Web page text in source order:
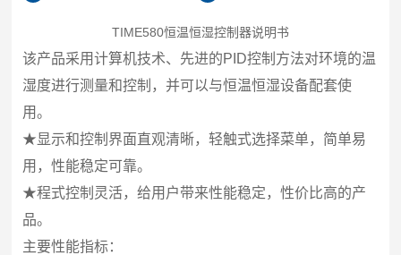
TIME580恒温恒湿控制器说明书
该产品采用计算机技术、先进的PID控制方法对环境的温
湿度进行测量和控制，并可以与恒温恒湿设备配套使
用。
★显示和控制界面直观清晰，轻触式选择菜单，简单易
用，性能稳定可靠。
★程式控制灵活，给用户带来性能稳定，性价比高的产
品。
主要性能指标：